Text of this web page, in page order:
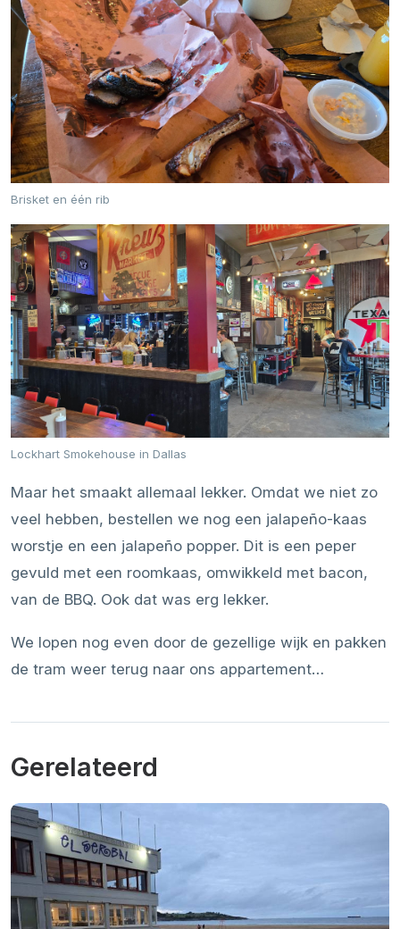
Brisket en één rib
Lockhart Smokehouse in Dallas
Maar het smaakt allemaal lekker. Omdat we niet zo
veel hebben, bestellen we nog een jalapeño-kaas
worstje en een jalapeño popper. Dit is een peper
gevuld met een roomkaas, omwikkeld met bacon,
van de BBQ. Ook dat was erg lekker.
We lopen nog even door de gezellige wijk en pakken
de tram weer terug naar ons appartement…
Gerelateerd